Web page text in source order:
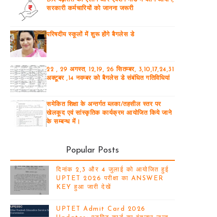
सरकारी कर्मचारियों को जानना जरूरी
परिषदीय स्कूलों में शुरू होंगे बैगलेस डे
22 , 29 अगस्त, 12,19, 26 सितम्बर, 3,10,17,24,31
अक्टूबर ,14 नवम्बर को बैगलेस डे संबंधित गतिविधियां
समेकित शिक्षा के अन्तर्गत ब्लका/तहसील स्तर पर
खेलकूद एवं सांस्कृतिक कार्यक्रम आयोजित किये जाने
के सम्बन्ध में।
Popular Posts
दिनांक 2,3 और 4 जुलाई को आयोजित हुई
UPTET 2026 परीक्षा का ANSWER
KEY हुआ जारी देखें
UPTET Admit Card 2026